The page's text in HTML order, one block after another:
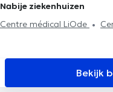
Nabije ziekenhuizen
Centre médical LiOde
Paramédical Step 2 Move
Care
MyFormPhysio
Bekijk